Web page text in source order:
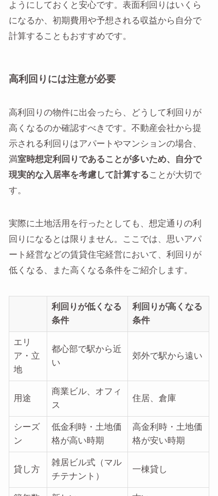
ようにしておくと安心です。表面利回りはいくら
になるか、初期費用や予想される収益から自分で
計算することもおすすめです。
高利回りには注意が必要
高利回りの物件に出会ったら、どうして利回りが
高くなるのか確認すべきです。不動産会社から提
示される利回りはアパートやマンションの場合、
満室時想定利回りであることが多いため、自分で
現実的な入居率を考慮して計算することが大切で
す。
実際に土地活用を行ったとしても、想定通りの利
回りになるとは限りません。ここでは、思いアパ
ート経営などの賃貸住宅経営において、利回りが
低くなる、また高くなる条件をご紹介します。
利回りが低くなる
条件
利回りが高くなる
条件
エリ
ア・立
地
都心部で駅から近
い
郊外で駅から遠い
用途
商業ビル、オフィ
ス
住居、倉庫
シーズ
ン
低金利時・土地価
格が高い時期
高金利時・土地価
格が安い時期
貸し方
雑居ビル式（マル
チテナント）
一棟貸し